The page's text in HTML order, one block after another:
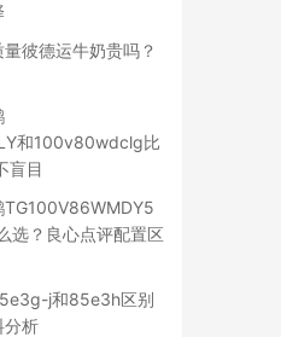
量彼德运牛奶贵吗？
和100v80wdclg比
盲目
TG100V86WMDY5
选？良心点评配置区
j和85e3h区别
分析